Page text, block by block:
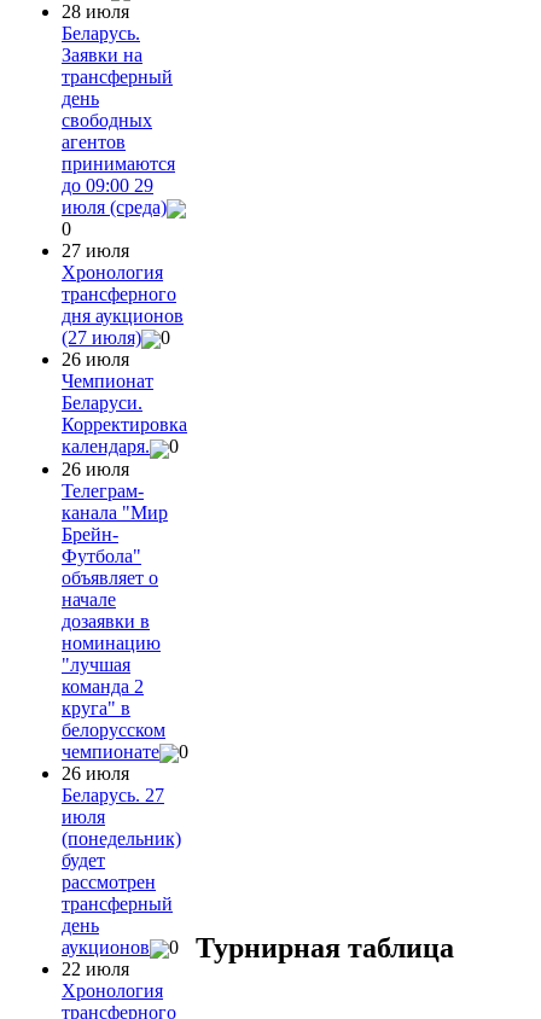
28 июля
Беларусь.
Заявки на
трансферный
день
свободных
агентов
принимаются
до 09:00 29
июля (среда)
0
27 июля
Хронология
трансферного
дня аукционов
(27 июля)
0
26 июля
Чемпионат
Беларуси.
Корректировка
календаря.
0
26 июля
Телеграм-
канала "Мир
Брейн-
Футбола"
объявляет о
начале
дозаявки в
номинацию
"лучшая
команда 2
круга" в
белорусском
чемпионате
0
26 июля
Беларусь. 27
июля
(понедельник)
будет
рассмотрен
трансферный
день
аукционов
0
22 июля
Хронология
трансферного
Турнирная таблица